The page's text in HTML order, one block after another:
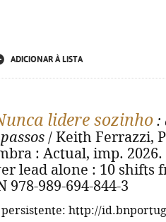
ADICIONAR À LISTA
lidere sozinho :
/ Keith Ferrazzi,
: Actual, imp.
lead alone : 10 shifts
978-989-694-844-3
http://